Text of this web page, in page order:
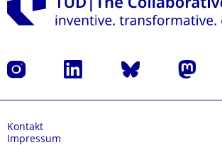
Instagram LinkedIn Bluesky Mastodon
Kontakt
Impressum